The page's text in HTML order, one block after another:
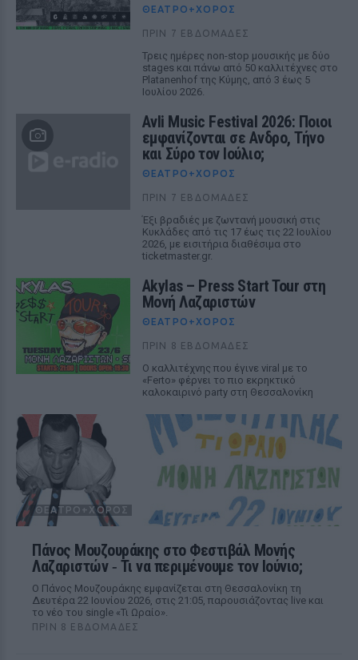
ΘΈΑΤΡΟ+ΧΟΡΌΣ
ΠΡΙΝ 7 ΕΒΔΟΜΆΔΕΣ
Τρεις ημέρες non-stop μουσικής με δύο
stages και πάνω από 50 καλλιτέχνες στο
Platanenhof της Κύμης, από 3 έως 5
Ιουλίου 2026.
Avli Music Festival 2026: Ποιοι
εμφανίζονται σε Ανδρο, Τήνο
και Σύρο τον Ιούλιο;
ΘΈΑΤΡΟ+ΧΟΡΌΣ
ΠΡΙΝ 7 ΕΒΔΟΜΆΔΕΣ
Έξι βραδιές με ζωντανή μουσική στις
Κυκλάδες από τις 17 έως τις 22 Ιουλίου
2026, με εισιτήρια διαθέσιμα στο
ticketmaster.gr.
Akylas – Press Start Tour στη
Μονή Λαζαριστών
ΘΈΑΤΡΟ+ΧΟΡΌΣ
ΠΡΙΝ 8 ΕΒΔΟΜΆΔΕΣ
Ο καλλιτέχνης που έγινε viral με το
«Ferto» φέρνει το πιο εκρηκτικό
καλοκαιρινό party στη Θεσσαλονίκη
ΘΈΑΤΡΟ+ΧΟΡΌΣ
Πάνος Μουζουράκης στο Φεστιβάλ Μονής
Λαζαριστών ‑ Τι να περιμένουμε τον Ιούνιο;
Ο Πάνος Μουζουράκης εμφανίζεται στη Θεσσαλονίκη τη
Δευτέρα 22 Ιουνίου 2026, στις 21:05, παρουσιάζοντας live και
το νέο του single «Τι Ωραίο».
ΠΡΙΝ 8 ΕΒΔΟΜΆΔΕΣ